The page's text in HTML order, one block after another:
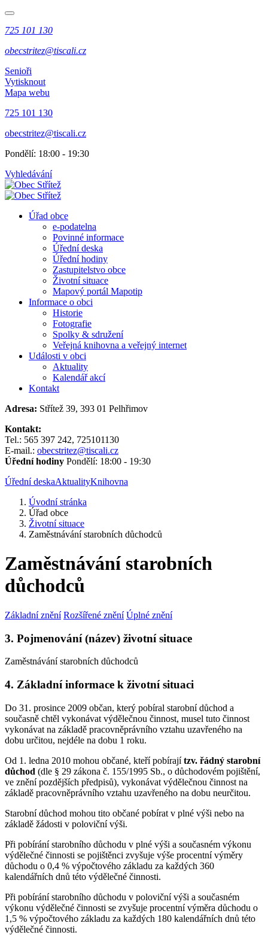
725 101 130
obecstritez@tiscali.cz
Senioři
Vytisknout
Mapa webu
725 101 130
obecstritez@tiscali.cz
Pondělí: 18:00 - 19:30
Vyhledávání
Úřad obce
e-podatelna
Povinné informace
Úřední deska
Úřední hodiny
Zastupitelstvo obce
Životní situace
Mapový portál Mapotip
Informace o obci
Historie
Fotografie
Spolky & sdružení
Veřejná knihovna a veřejný internet
Události v obci
Aktuality
Kalendář akcí
Kontakt
Adresa: Střítež 39, 393 01 Pelhřimov
Kontakt:
Tel.: 565 397 242, 725101130
E-mail.: obecstritez@tiscali.cz
Úřední hodiny Pondělí: 18:00 - 19:30
Úřední deskaAktualityKnihovna
Úvodní stránka
Úřad obce
Životní situace
Zaměstnávání starobních důchodců
Zaměstnávání starobních
důchodců
Základní znění Rozšířené znění Úplné znění
3. Pojmenování (název) životní situace
Zaměstnávání starobních důchodců
4. Základní informace k životní situaci
Do 31. prosince 2009 občan, který pobíral starobní důchod a
současně chtěl vykonávat výdělečnou činnost, musel tuto činnost
vykonávat na základě pracovněprávního vztahu uzavřeného na
dobu určitou, nejdéle na dobu 1 roku.
Od 1. ledna 2010 mohou občané, kteří pobírajítzv. řádný starobní
důchod (dle § 29 zákona č. 155/1995 Sb., o důchodovém pojištění,
ve znění pozdějších předpisů), vykonávat výdělečnou činnost na
základě pracovněprávního vztahu uzavřeného na dobu neurčitou.
Starobní důchod mohou tito občané pobírat v plné výši nebo na
základě žádosti v poloviční výši.
Při pobírání starobního důchodu v plné výši a současném výkonu
výdělečné činnosti se pojištěnci zvyšuje výše procentní výměry
důchodu o 0,4 % výpočtového základu za každých 360
kalendářních dnů této výdělečné činnosti.
Při pobírání starobního důchodu v poloviční výši a současném
výkonu výdělečné činnosti se zvyšuje procentní výměra důchodu o
1,5 % výpočtového základu za každých 180 kalendářních dnů této
výdělečné činnosti.